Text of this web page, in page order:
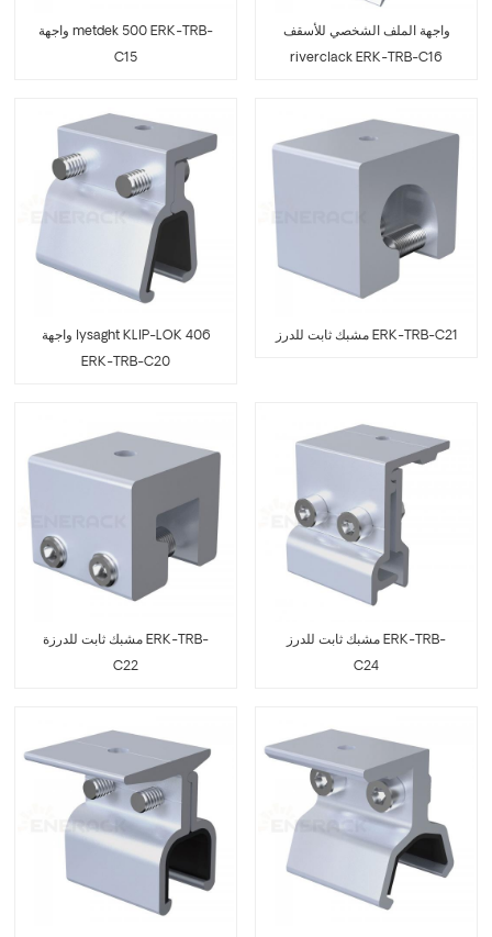
واجهة metdek 500 ERK-TRB-
C15
واجهة الملف الشخصي للأسقف
riverclack ERK-TRB-C16
واجهة lysaght KLIP-LOK 406
ERK-TRB-C20
مشبك ثابت للدرز ERK-TRB-C21
مشبك ثابت للدرزة ERK-TRB-
C22
مشبك ثابت للدرز ERK-TRB-
C24